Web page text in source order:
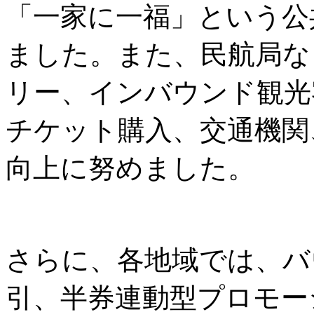
「一家に一福」という
ました。また、民航局
リー、インバウンド観
チケット購入、交通機
向上に努めました。
さらに、各地域では、
引、半券連動型プロモ